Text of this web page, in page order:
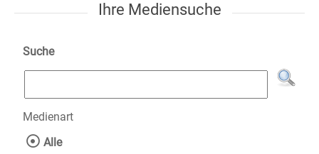
Ihre Mediensuche
Suche
Medienart
Wählen Sie die Medienart nach der Sie
Alle